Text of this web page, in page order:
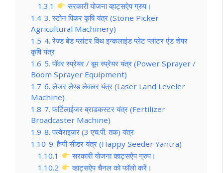
1.3.1
सरकारी योजना व्हाट्सऐप ग्रुप।
1.4 3. स्टोन पिकर कृषि यंत्र (Stone Picker
Agricultural Machinery)
1.5 4. रेज्ड बेड प्लांटर विथ इन्कलाइंड प्लेट प्लांटर एंड शेपर
कृषि यंत्र
1.6 5. पॉवर स्प्रेयर / बूम स्प्रेयर यंत्र (Power Sprayer /
Boom Sprayer Equipment)
1.7 6. लेजर लेण्ड लेवलर यंत्र (Laser Land Leveler
Machine)
1.8 7. फर्टिलाईजर ब्राडकस्टर यंत्र (Fertilizer
Broadcaster Machine)
1.9 8. पल्वेराइज़र (3 एच.पी. तक) यंत्र
1.10 9. हैप्पी सीडर यंत्र (Happy Seeder Yantra)
1.10.1
सरकारी योजना व्हाट्सऐप ग्रुप।
1.10.2
व्हाट्सऐप चैनल को फॉलो करें।